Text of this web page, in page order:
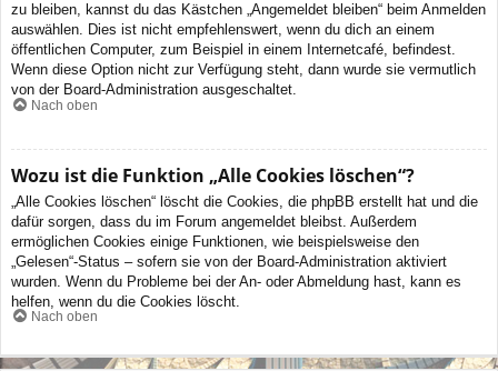
zu bleiben, kannst du das Kästchen „Angemeldet bleiben“ beim Anmelden
auswählen. Dies ist nicht empfehlenswert, wenn du dich an einem
öffentlichen Computer, zum Beispiel in einem Internetcafé, befindest.
Wenn diese Option nicht zur Verfügung steht, dann wurde sie vermutlich
von der Board-Administration ausgeschaltet.
Nach oben
Wozu ist die Funktion „Alle Cookies löschen“?
„Alle Cookies löschen“ löscht die Cookies, die phpBB erstellt hat und die
dafür sorgen, dass du im Forum angemeldet bleibst. Außerdem
ermöglichen Cookies einige Funktionen, wie beispielsweise den
„Gelesen“-Status – sofern sie von der Board-Administration aktiviert
wurden. Wenn du Probleme bei der An- oder Abmeldung hast, kann es
helfen, wenn du die Cookies löscht.
Nach oben